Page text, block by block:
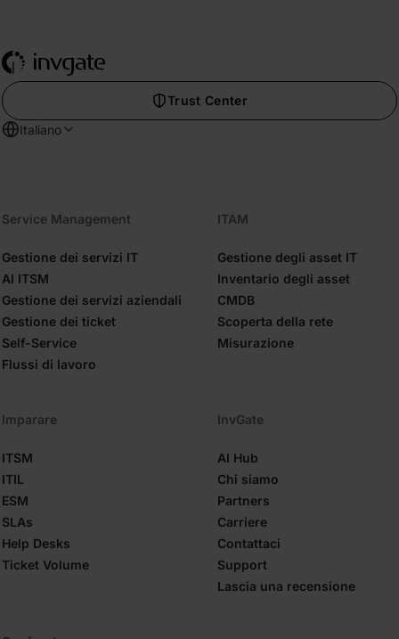
Trust Center
Italiano
Service Management
Gestione dei servizi IT
AI ITSM
Gestione dei servizi aziendali
Gestione dei ticket
Self-Service
Flussi di lavoro
ITAM
Gestione degli asset IT
Inventario degli asset
CMDB
Scoperta della rete
Misurazione
Imparare
ITSM
ITIL
ESM
SLAs
Help Desks
Ticket Volume
InvGate
AI Hub
Chi siamo
Partners
Carriere
Contattaci
Support
Lascia una recensione